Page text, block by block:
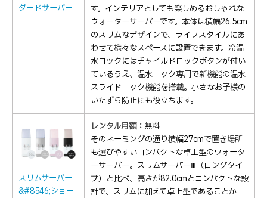
ダードサーバー
す。インテリアとしても楽しめるおしゃれな
ウォーターサーバーです。本体は横幅26.5cm
のスリムなデザインで、ライフスタイルにあ
わせて様々なスペースに設置できます。冷温
水コックにはチャイルドロックボタンが付い
ているうえ、温水コック専用で新機能の温水
スライドロック機能を搭載。小さなお子様の
いたずら防止にも役立ちます。
スリムサーバー
&#8546;ショー
レンタル月額： 無料
そのネーミングの通り横幅27cmで置き場所
も選びやすいコンパクトな卓上型のウォータ
ーサーバー。スリムサーバーⅢ（ロングタイ
プ）と比べ、高さが82.0cmとコンパクトな設
計で、スリムに加えて卓上型であることか